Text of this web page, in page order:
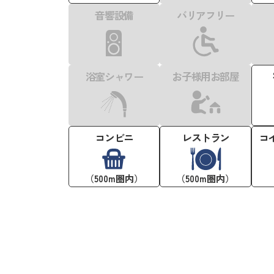
音響設備 バリアフリー
浴室シャワー お子様用お部屋
コンビニ
（500m圏内）
レストラン
（500m圏内）
コ